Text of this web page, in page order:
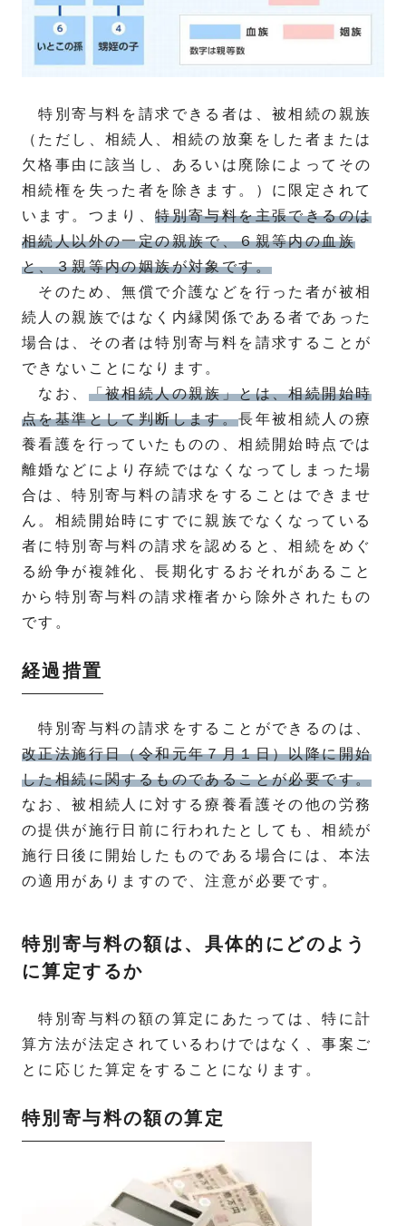
特別寄与料を請求できる者は、被相続の親族
（ただし、相続人、相続の放棄をした者または
欠格事由に該当し、あるいは廃除によってその
相続権を失った者を除きます。）に限定されて
います。つまり、特別寄与料を主張できるのは
相続人以外の一定の親族で、６親等内の血族
と、３親等内の姻族が対象です。
そのため、無償で介護などを行った者が被相
続人の親族ではなく内縁関係である者であった
場合は、その者は特別寄与料を請求することが
できないことになります。
なお、 「被相続人の親族」とは、相続開始時
点を基準として判断します。長年被相続人の療
養看護を行っていたものの、相続開始時点では
離婚などにより存続ではなくなってしまった場
合は、特別寄与料の請求をすることはできませ
ん。相続開始時にすでに親族でなくなっている
者に特別寄与料の請求を認めると、相続をめぐ
る紛争が複雑化、長期化するおそれがあること
から特別寄与料の請求権者から除外されたもの
です。
経過措置
特別寄与料の請求をすることができるのは、
改正法施行日（令和元年７月１日）以降に開始
した相続に関するものであることが必要です。
なお、被相続人に対する療養看護その他の労務
の提供が施行日前に行われたとしても、相続が
施行日後に開始したものである場合には、本法
の適用がありますので、注意が必要です。
特別寄与料の額は、具体的にどのよう
に算定するか
特別寄与料の額の算定にあたっては、特に計
算方法が法定されているわけではなく、事案ご
とに応じた算定をすることになります。
特別寄与料の額の算定